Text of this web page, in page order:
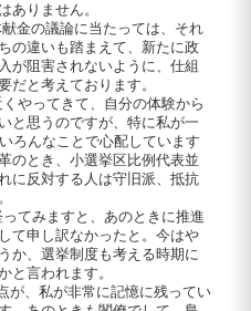
ありません。
金の議論に当たっては、それ
の違いも踏まえて、新たに政
が阻害されないように、仕組
だと考えております。
やってきて、自分の体験から
と思うのですが、特に私が一
ろんなことで心配しています
のとき、小選挙区比例代表並
に反対する人は守旧派、抵抗
てみますと、あのときに推進
て申し訳なかったと。今はや
か、選挙制度も考える時期に
と言われます。
、私が非常に記憶に残ってい